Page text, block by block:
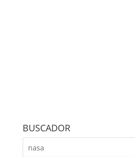
BUSCADOR